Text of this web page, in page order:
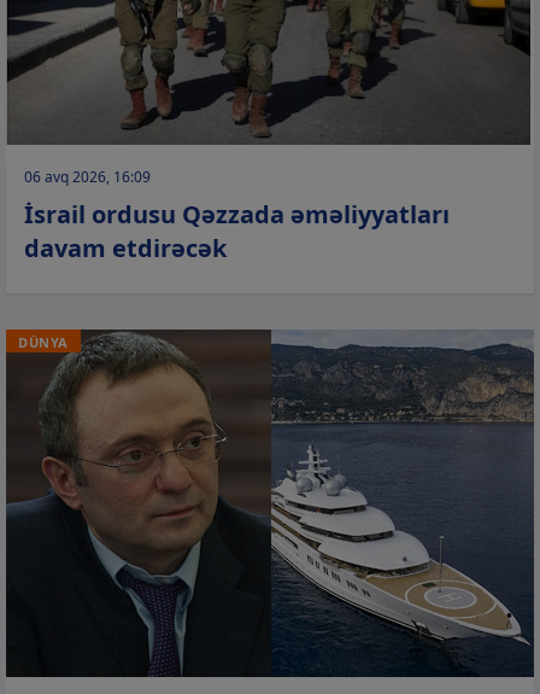
06 avq 2026, 16:09
İsrail ordusu Qəzzada əməliyyatları
davam etdirəcək
DÜNYA